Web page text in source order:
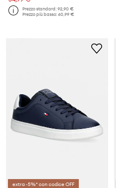
Prezzo standard:92,90 €
Prezzo più basso:60,99 €
extra -5%* con codice OFF